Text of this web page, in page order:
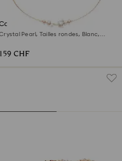
Constella
Pearl, Tailles rondes, Blanc,
159 CHF